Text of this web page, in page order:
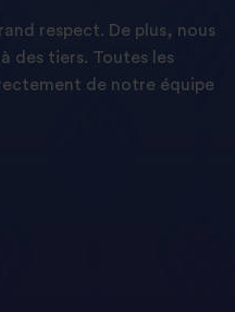
respect. De plus, nous
des tiers. Toutes les
de notre équipe